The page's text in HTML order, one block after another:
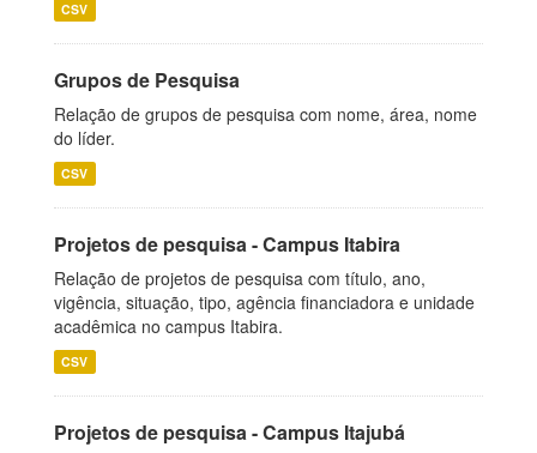
CSV
Grupos de Pesquisa
Relação de grupos de pesquisa com nome, área, nome
do líder.
CSV
Projetos de pesquisa - Campus Itabira
Relação de projetos de pesquisa com título, ano,
vigência, situação, tipo, agência financiadora e unidade
acadêmica no campus Itabira.
CSV
Projetos de pesquisa - Campus Itajubá